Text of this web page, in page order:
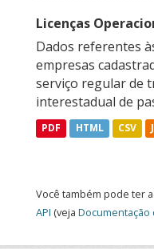
Licenças
Dados referentes
empresas
serviço regular de
interestadual de
PDF HTML CSV
Você também pode ter
API (veja Documentação